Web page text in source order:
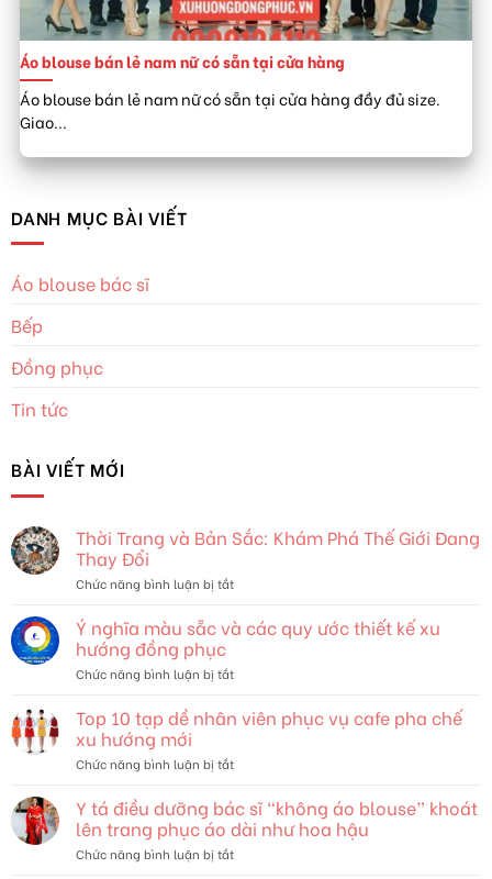
Áo blouse bán lẻ nam nữ có sẵn tại cửa hàng
Áo blouse bán lẻ nam nữ có sẵn tại cửa hàng đầy đủ size.
Giao...
DANH MỤC BÀI VIẾT
Áo blouse bác sĩ
Bếp
Đồng phục
Tin tức
BÀI VIẾT MỚI
Thời Trang và Bản Sắc: Khám Phá Thế Giới Đang
Thay Đổi
Chức năng bình luận bị tắtở
Trang
và
Sắc:
Phá
Đang
Đổi
Ý nghĩa màu sẵc và các quy ước thiết kế xu
hướng đồng phục
Chức năng bình luận bị tắtở
nghĩa
màu
và
quy
ước
thiết
kế
Top 10 tạp dề nhân viên phục vụ cafe pha chế
xu hướng mới
Chức năng bình luận bị tắtở
tạp
dề
nhân
Y tá điều dưỡng bác sĩ “không áo blouse” khoát
lên trang phục áo dài như hoa hậu
Chức năng bình luận bị tắtở